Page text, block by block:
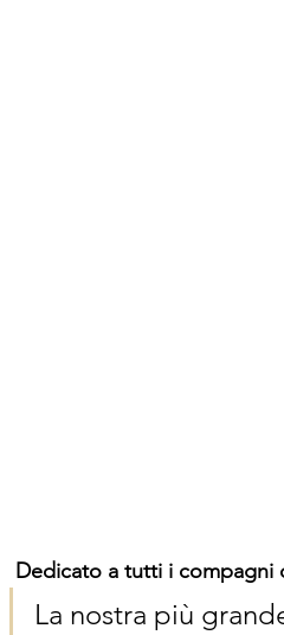
Dedicato a tutti i compagni
La nostra più